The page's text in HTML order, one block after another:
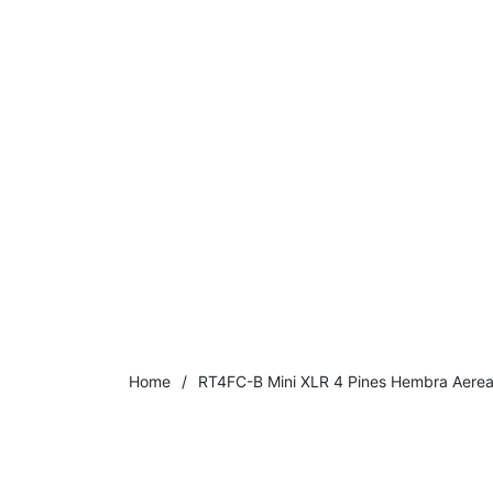
Home / RT4FC-B Mini XLR 4 Pines Hembra